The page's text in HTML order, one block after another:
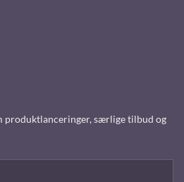
produktlanceringer, særlige tilbud og